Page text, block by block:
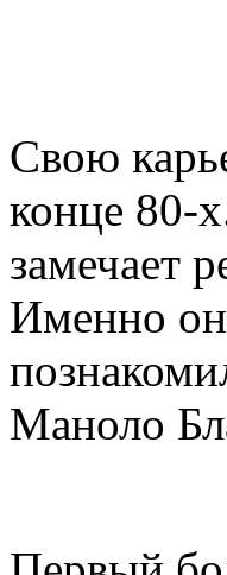
Свою
конце 80-
замечает
Именно
Маноло